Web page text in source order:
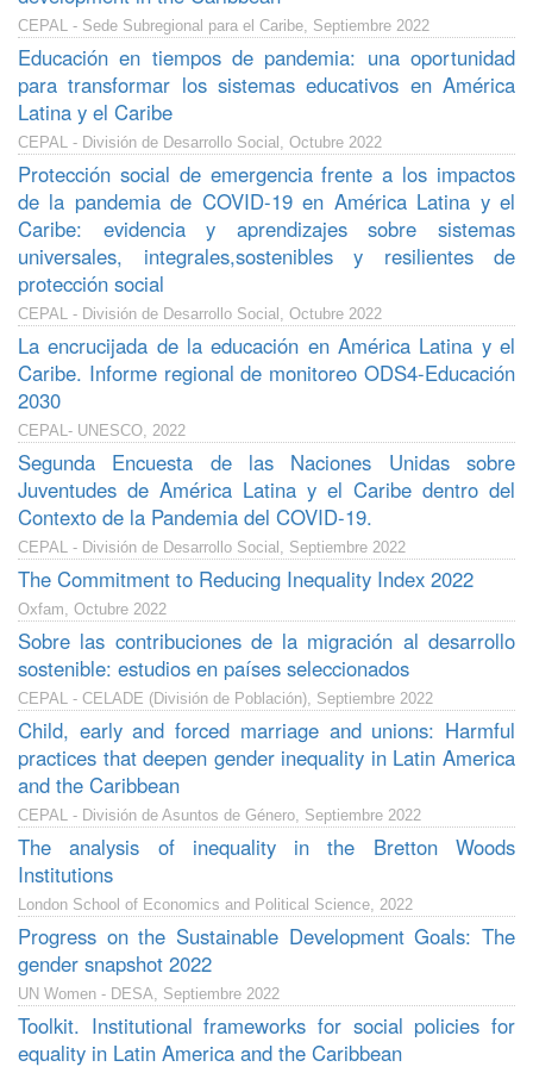
CEPAL - Sede Subregional para el Caribe, Septiembre 2022
Educación en tiempos de pandemia: una oportunidad
para transformar los sistemas educativos en América
Latina y el Caribe
CEPAL - División de Desarrollo Social, Octubre 2022
Protección social de emergencia frente a los impactos
de la pandemia de COVID-19 en América Latina y el
Caribe: evidencia y aprendizajes sobre sistemas
universales, integrales,sostenibles y resilientes de
protección social
CEPAL - División de Desarrollo Social, Octubre 2022
La encrucijada de la educación en América Latina y el
Caribe. Informe regional de monitoreo ODS4-Educación
2030
CEPAL- UNESCO, 2022
Segunda Encuesta de las Naciones Unidas sobre
Juventudes de América Latina y el Caribe dentro del
Contexto de la Pandemia del COVID-19.
CEPAL - División de Desarrollo Social, Septiembre 2022
The Commitment to Reducing Inequality Index 2022
Oxfam, Octubre 2022
Sobre las contribuciones de la migración al desarrollo
sostenible: estudios en países seleccionados
CEPAL - CELADE (División de Población), Septiembre 2022
Child, early and forced marriage and unions: Harmful
practices that deepen gender inequality in Latin America
and the Caribbean
CEPAL - División de Asuntos de Género, Septiembre 2022
The analysis of inequality in the Bretton Woods
Institutions
London School of Economics and Political Science, 2022
Progress on the Sustainable Development Goals: The
gender snapshot 2022
UN Women - DESA, Septiembre 2022
Toolkit. Institutional frameworks for social policies for
equality in Latin America and the Caribbean